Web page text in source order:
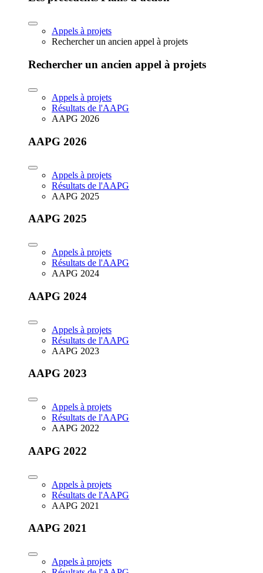
Appels à projets
Rechercher un ancien appel à projets
Rechercher un ancien appel à projets
Appels à projets
Résultats de l'AAPG
AAPG 2026
AAPG 2026
Appels à projets
Résultats de l'AAPG
AAPG 2025
AAPG 2025
Appels à projets
Résultats de l'AAPG
AAPG 2024
AAPG 2024
Appels à projets
Résultats de l'AAPG
AAPG 2023
AAPG 2023
Appels à projets
Résultats de l'AAPG
AAPG 2022
AAPG 2022
Appels à projets
Résultats de l'AAPG
AAPG 2021
AAPG 2021
Appels à projets